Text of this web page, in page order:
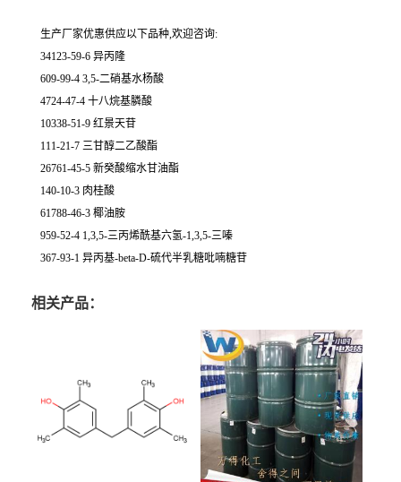
生产厂家优惠供应以下品种,欢迎咨询:
34123-59-6 异丙隆
609-99-4 3,5-二硝基水杨酸
4724-47-4 十八烷基膦酸
10338-51-9 红景天苷
111-21-7 三甘醇二乙酸酯
26761-45-5 新癸酸缩水甘油酯
140-10-3 肉桂酸
61788-46-3 椰油胺
959-52-4 1,3,5-三丙烯酰基六氢-1,3,5-三嗪
367-93-1 异丙基-beta-D-硫代半乳糖吡喃糖苷
相关产品：